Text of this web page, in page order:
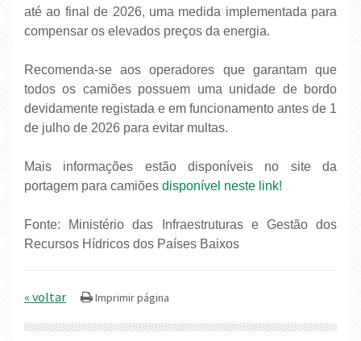
até ao final de 2026, uma medida implementada para
compensar os elevados preços da energia.
Recomenda-se aos operadores que garantam que
todos os camiões possuem uma unidade de bordo
devidamente registada e em funcionamento antes de 1
de julho de 2026 para evitar multas.
Mais informações estão disponíveis no site da
portagem para camiões disponível neste link!
Fonte: Ministério das Infraestruturas e Gestão dos
Recursos Hídricos dos Países Baixos
« voltar